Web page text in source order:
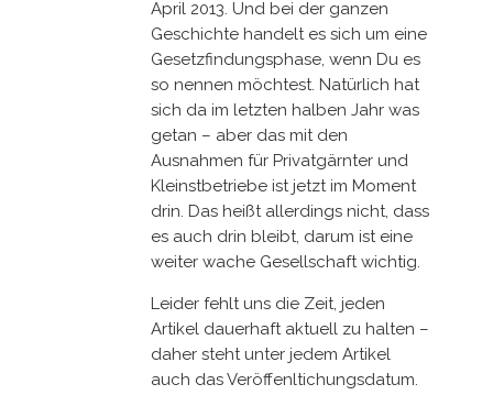
April 2013. Und bei der ganzen
Geschichte handelt es sich um eine
Gesetzfindungsphase, wenn Du es
so nennen möchtest. Natürlich hat
sich da im letzten halben Jahr was
getan – aber das mit den
Ausnahmen für Privatgärnter und
Kleinstbetriebe ist jetzt im Moment
drin. Das heißt allerdings nicht, dass
es auch drin bleibt, darum ist eine
weiter wache Gesellschaft wichtig.
Leider fehlt uns die Zeit, jeden
Artikel dauerhaft aktuell zu halten –
daher steht unter jedem Artikel
auch das Veröffenltichungsdatum.